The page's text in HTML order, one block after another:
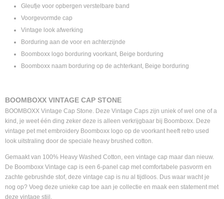
Gleufje voor opbergen verstelbare band
Voorgevormde cap
Vintage look afwerking
Borduring aan de voor en achterzijnde
Boomboxx logo borduring voorkant, Beige borduring
Boomboxx naam borduring op de achterkant, Beige borduring
BOOMBOXX VINTAGE CAP STONE
BOOMBOXX Vintage Cap Stone. Deze Vintage Caps zijn uniek of wel one of a
kind, je weet één ding zeker deze is alleen verkrijgbaar bij Boomboxx. Deze
vintage pet met embroidery Boomboxx logo op de voorkant heeft retro used
look uitstraling door de speciale heavy brushed cotton.
Gemaakt van 100% Heavy Washed Cotton, een vintage cap maar dan nieuw.
De Boomboxx Vintage cap is een 6-panel cap met comfortabele pasvorm en
zachte gebrushde stof, deze vintage cap is nu al tijdloos. Dus waar wacht je
nog op? Voeg deze unieke cap toe aan je collectie en maak een statement met
deze vintage stijl.